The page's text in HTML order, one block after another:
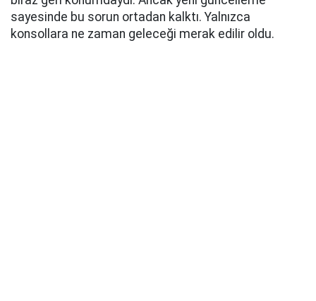
sayesinde bu sorun ortadan kalktı. Yalnızca
konsollara ne zaman geleceği merak edilir oldu.